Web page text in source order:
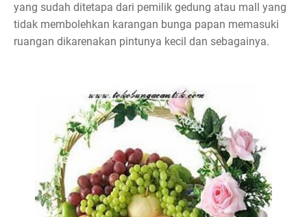
yang sudah ditetapa dari pemilik gedung atau mall yang
tidak membolehkan karangan bunga papan memasuki
ruangan dikarenakan pintunya kecil dan sebagainya.